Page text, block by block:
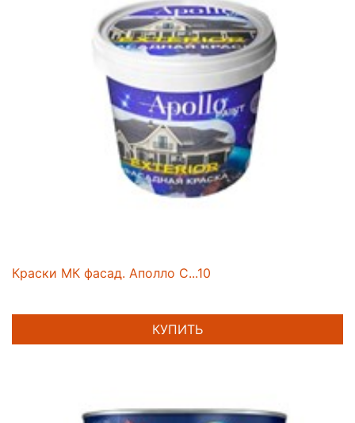
Краски МК фасад. Аполло С...10
КУПИТЬ